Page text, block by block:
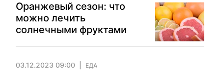
Оранжевый сезон: что
можно лечить
солнечными фруктами
03.12.2023 09:00 ЕДА